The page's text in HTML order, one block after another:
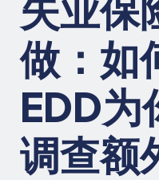
做：如
EDD为
调查额